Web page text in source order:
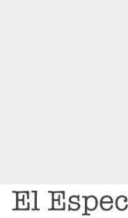
Saltar